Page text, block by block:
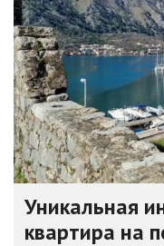
Уникальная
квартира на